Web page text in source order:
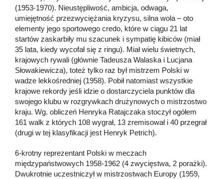
(1953-1970). Nieustępliwość, ambicja, odwaga,
umiejętność przezwyciężania kryzysu, silna wola – oto
elementy jego sportowego credo, które w ciągu 21 lat
startów zaskarbiły mu szacunek i sympatię kibiców (miał
35 lata, kiedy wycofał się z ringu). Miał wielu świetnych,
krajowych rywali (głównie Tadeusza Walaska i Lucjana
Słowakiewicza), toteż tylko raz był mistrzem Polski w
wadze lekkośredniej (1958). Pobił natomiast wszystkie
krajowe rekordy jeśli idzie o dostarczyciela punktów dla
swojego klubu w rozgrywkach drużynowych o mistrzostwo
kraju. Wg. obliczeń Henryka Ratajczaka stoczył ogółem
161 walk z których 108 wygrał, 13 zremisował i 40 przegrał
(drugi w tej klasyfikacji jest Henryk Petrich).
6-krotny reprezentant Polski w meczach
międzypaństwowych 1958-1962 (4 zwycięstwa, 2 porażki).
Dwukrotnie uczestniczył w mistrzostwach Europy (1959,